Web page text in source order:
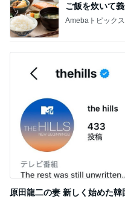
ご飯を炊いて
Amebaトピックス
原田龍二の妻 新しく始めた韓